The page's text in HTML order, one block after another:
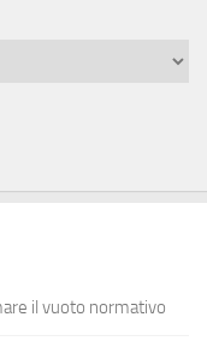
il vuoto normativo